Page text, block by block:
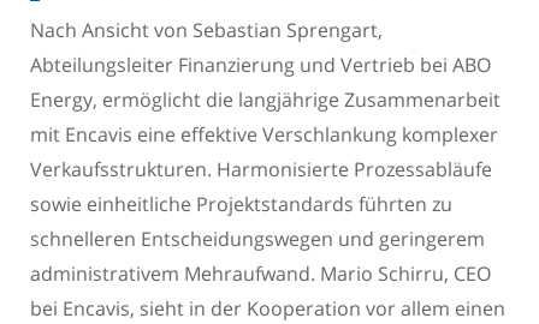
Nach Ansicht von Sebastian Sprengart,
Abteilungsleiter Finanzierung und Vertrieb bei ABO
Energy, ermöglicht die langjährige Zusammenarbeit
mit Encavis eine effektive Verschlankung komplexer
Verkaufsstrukturen. Harmonisierte Prozessabläufe
sowie einheitliche Projektstandards führten zu
schnelleren Entscheidungswegen und geringerem
administrativem Mehraufwand. Mario Schirru, CEO
bei Encavis, sieht in der Kooperation vor allem einen